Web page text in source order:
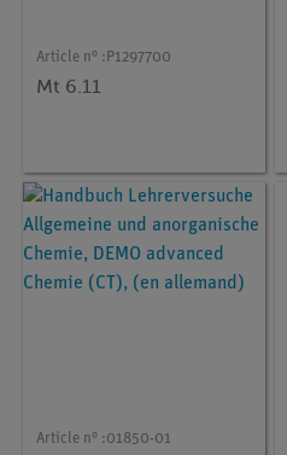
Article n° : P1297700
Mt 6.11
Article n° :01850-01